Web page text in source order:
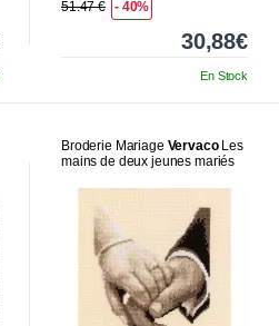
51.47 € - 40%
30,88€
En Stock
Broderie Mariage VervacoLes
mains de deux jeunes mariés